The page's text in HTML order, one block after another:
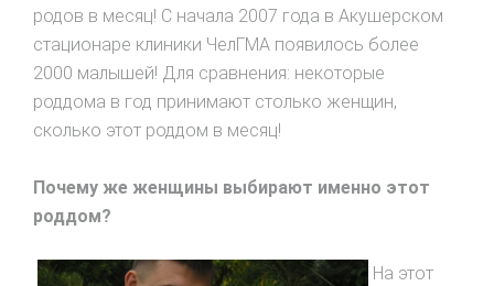
родов в месяц! С начала 2007 года в Акушерском
стационаре клиники ЧелГМА появилось более
2000 малышей! Для сравнения: некоторые
роддома в год принимают столько женщин,
сколько этот роддом в месяц!
Почему же женщины выбирают именно этот
роддом?
На этот